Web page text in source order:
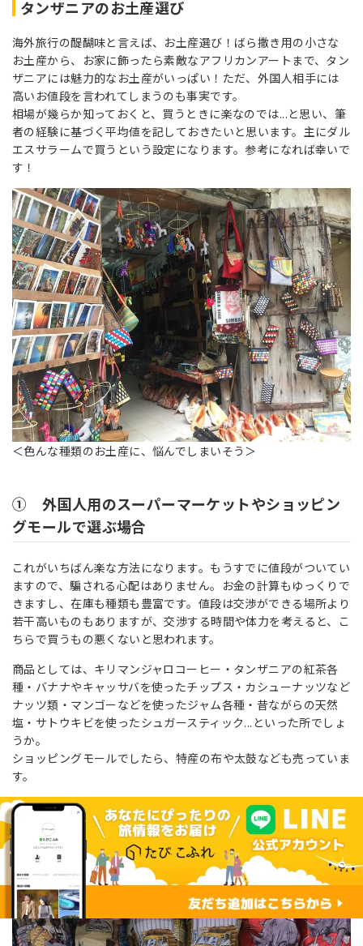
タンザニアのお土産選び
海外旅行の醍醐味と言えば、お土産選び！ばら撒き用の小さな
お土産から、お家に飾ったら素敵なアフリカンアートまで、タン
ザニアには魅力的なお土産がいっぱい！ただ、外国人相手には
高いお値段を言われてしまうのも事実です。
相場が幾らか知っておくと、買うときに楽なのでは...と思い、筆
者の経験に基づく平均値を記しておきたいと思います。主にダル
エスサラームで買うという設定になります。参考になれば幸いで
す！
＜色んな種類のお土産に、悩んでしまいそう＞
① 外国人用のスーパーマーケットやショッピン
グモールで選ぶ場合
これがいちばん楽な方法になります。もうすでに値段がついてい
ますので、騙される心配はありません。お金の計算もゆっくりで
きますし、在庫も種類も豊富です。値段は交渉ができる場所より
若干高いものもありますが、交渉する時間や体力を考えると、こ
ちらで買うもの悪くないと思われます。
商品としては、キリマンジャロコーヒー・タンザニアの紅茶各
種・バナナやキャッサバを使ったチップス・カシューナッツなど
ナッツ類・マンゴーなどを使ったジャム各種・昔ながらの天然
塩・サトウキビを使ったシュガースティック...といった所でしょ
うか。
ショッピングモールでしたら、特産の布や太鼓なども売っていま
す。